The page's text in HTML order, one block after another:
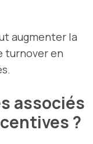
augmenter la
turnover en
associés
?